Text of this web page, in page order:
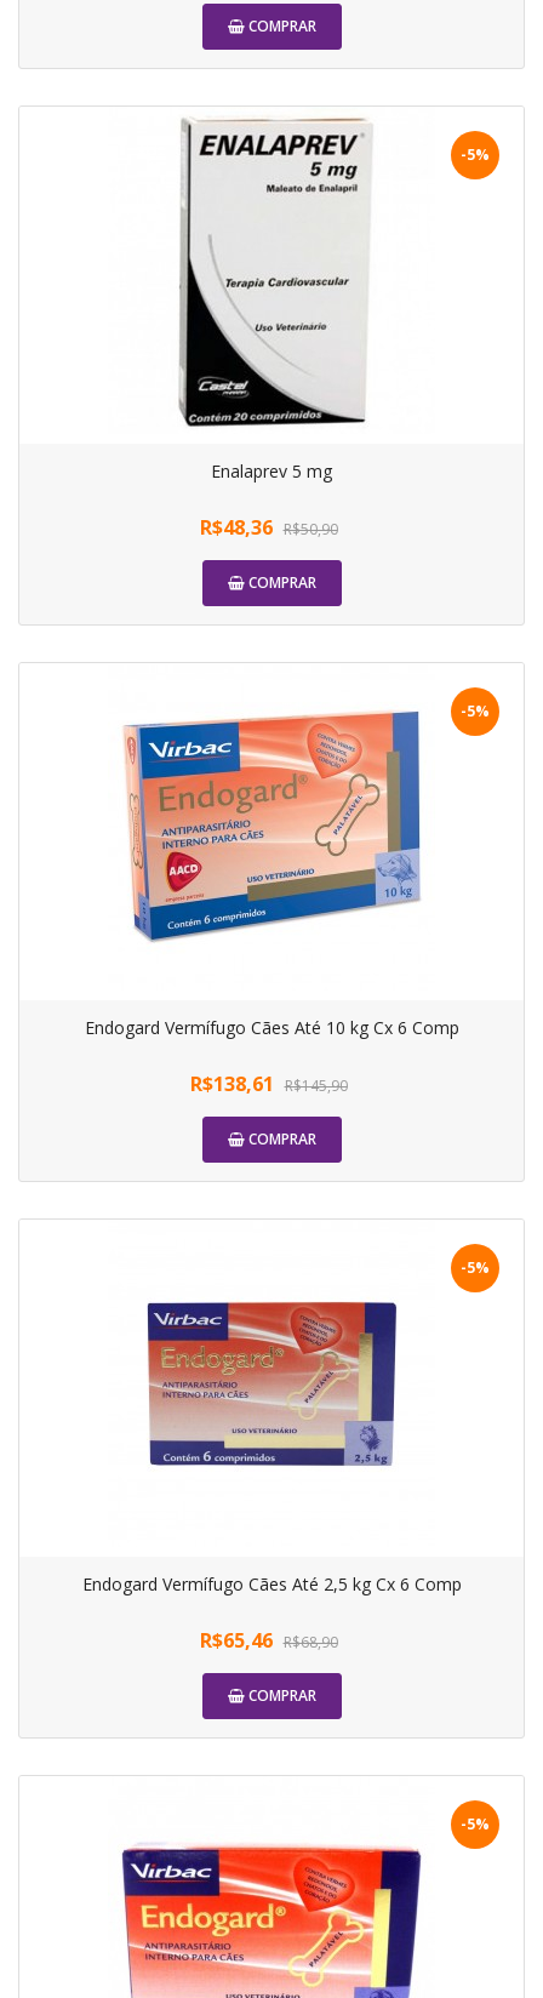
COMPRAR
-5%
Enalaprev 5 mg
R$48,36 R$50,90
COMPRAR
-5%
Endogard Vermífugo Cães Até 10 kg Cx 6 Comp
R$138,61 R$145,90
COMPRAR
-5%
Endogard Vermífugo Cães Até 2,5 kg Cx 6 Comp
R$65,46 R$68,90
COMPRAR
-5%